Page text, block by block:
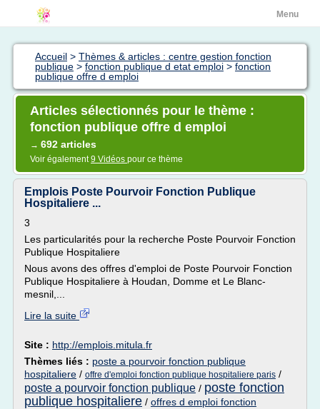
Menu
Accueil > Thèmes & articles : centre gestion fonction
publique > fonction publique d etat emploi > fonction
publique offre d emploi
Articles sélectionnés pour le thème :
fonction publique offre d emploi
→ 692 articles
Voir également9 Vidéos pour ce thème
Emplois Poste Pourvoir Fonction Publique
Hospitaliere ...
3
Les particularités pour la recherche Poste Pourvoir Fonction
Publique Hospitaliere
Nous avons des offres d'emploi de Poste Pourvoir Fonction
Publique Hospitaliere à Houdan, Domme et Le Blanc-
mesnil,...
Lire la suite
Site : http://emplois.mitula.fr
Thèmes liés : poste a pourvoir fonction publique
hospitaliere / offre d'emploi fonction publique hospitaliere paris /
poste a pourvoir fonction publique / poste fonction
publique hospitaliere / offres d emploi fonction